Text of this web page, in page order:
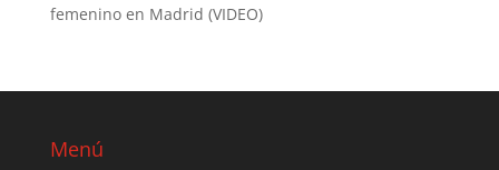
femenino en Madrid (VIDEO)
Menú